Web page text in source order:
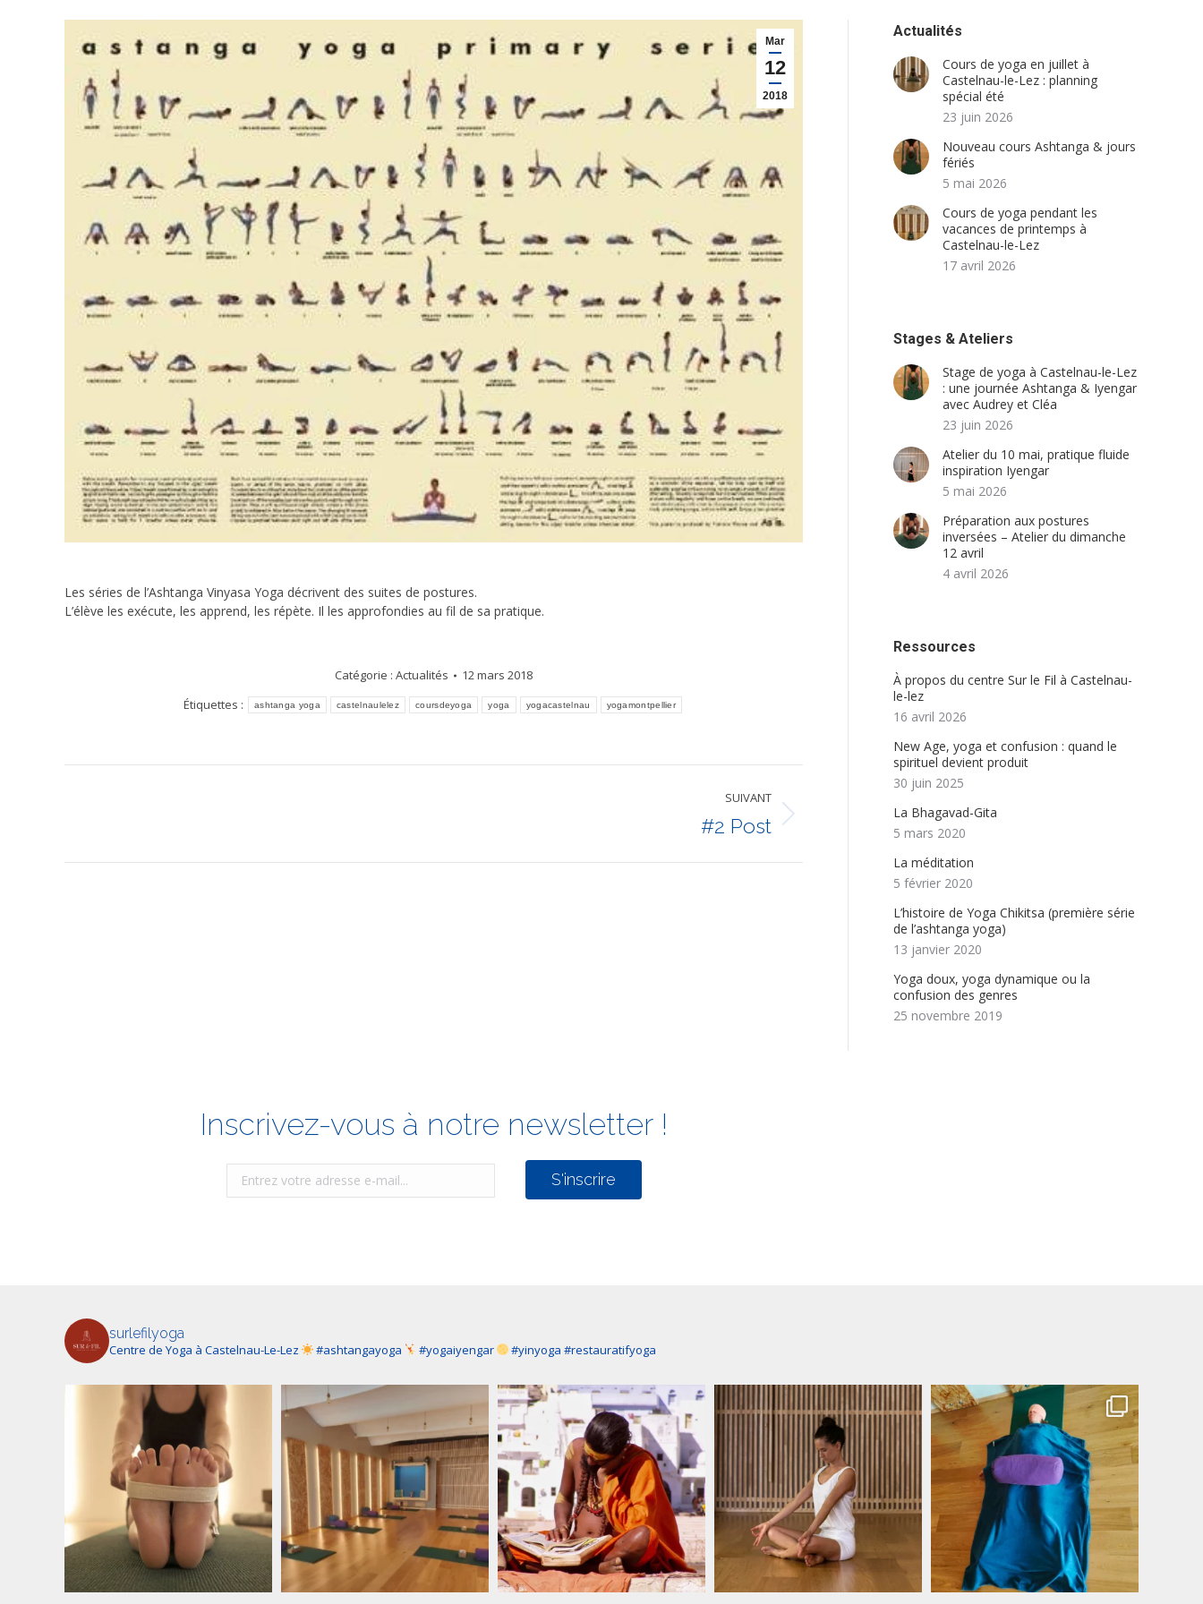
Mar
12
2018
Les séries de l’Ashtanga Vinyasa Yoga décrivent des suites de postures.
L’élève les exécute, les apprend, les répète. Il les approfondies au fil de sa pratique.
Catégorie : Actualités
12 mars 2018
Étiquettes :
ashtanga yoga castelnaulelez coursdeyoga yoga yogacastelnau yogamontpellier
SUIVANT
:
#2 Post
Actualités
Cours de yoga en juillet à
Castelnau-le-Lez : planning
spécial été
23 juin 2026
Nouveau cours Ashtanga & jours
fériés
5 mai 2026
Cours de yoga pendant les
vacances de printemps à
Castelnau-le-Lez
17 avril 2026
Stages & Ateliers
Stage de yoga à Castelnau-le-Lez
: une journée Ashtanga & Iyengar
avec Audrey et Cléa
23 juin 2026
Atelier du 10 mai, pratique fluide
inspiration Iyengar
5 mai 2026
Préparation aux postures
inversées – Atelier du dimanche
12 avril
4 avril 2026
Ressources
À propos du centre Sur le Fil à Castelnau-
le-lez
16 avril 2026
New Age, yoga et confusion : quand le
spirituel devient produit
30 juin 2025
La Bhagavad-Gita
5 mars 2020
La méditation
5 février 2020
L’histoire de Yoga Chikitsa (première série
de l’ashtanga yoga)
13 janvier 2020
Yoga doux, yoga dynamique ou la
confusion des genres
25 novembre 2019
Inscrivez-vous à notre newsletter !
surlefilyoga
Centre de Yoga à Castelnau-Le-Lez #ashtangayoga #yogaiyengar #yinyoga #restauratifyoga